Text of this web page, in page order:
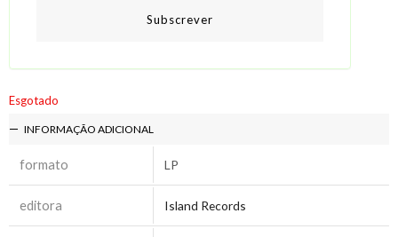
Subscrever
Esgotado
INFORMAÇÃO ADICIONAL
formato LP
editora Island Records